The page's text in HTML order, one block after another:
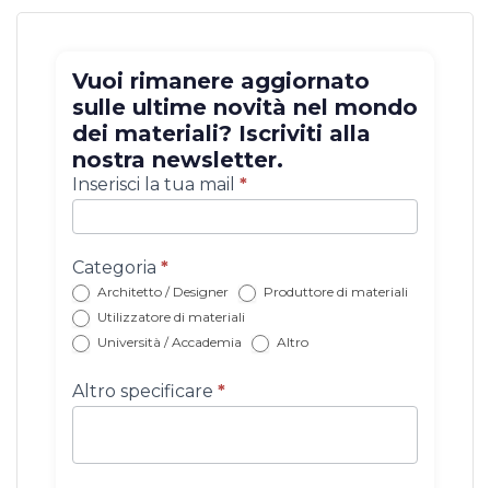
Vuoi rimanere aggiornato
sulle ultime novità nel mondo
dei materiali? Iscriviti alla
nostra newsletter.
Iscrizione
newsletter
con
categoria
Inserisci la tua mail *
Categoria *
Architetto / Designer
Produttore di materiali
Utilizzatore di materiali
Università / Accademia
Altro
Altro specificare *